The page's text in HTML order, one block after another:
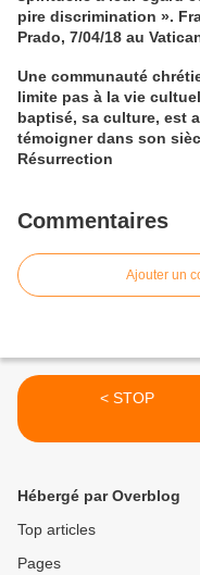
pire discrimination ».
Prado, 7/04/18 au
Une communauté
limite pas à la vie
baptisé, sa culture, est
témoigner dans son
Résurrection
Commentaires
Ajouter un
< STOP
Hébergé par Overblog
Top articles
Pages